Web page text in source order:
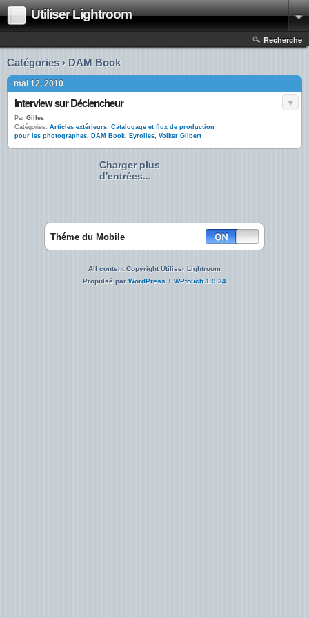
Utiliser Lightroom
Recherche
Catégories › DAM Book
mai 12, 2010
Interview sur Déclencheur
Par Gilles
Catégories: Articles extérieurs, Catalogage et flux de production
pour les photographes, DAM Book, Eyrolles, Volker Gilbert
Charger plus
d'entrées...
Théme du Mobile
All content Copyright Utiliser Lightroom
Propulsé parWordPress + WPtouch 1.9.34